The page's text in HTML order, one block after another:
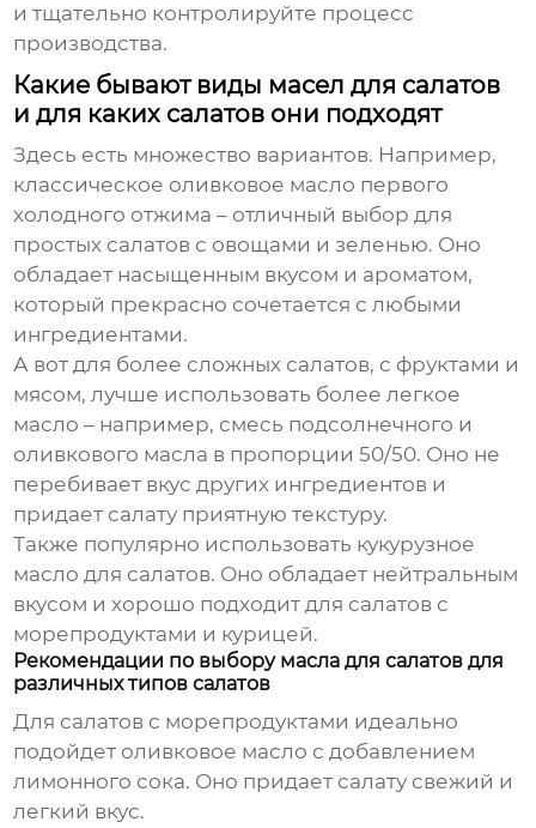
и тщательно контролируйте процесс
производства.
Какие бывают виды масел для салатов
и для каких салатов они подходят
Здесь есть множество вариантов. Например,
классическое оливковое масло первого
холодного отжима – отличный выбор для
простых салатов с овощами и зеленью. Оно
обладает насыщенным вкусом и ароматом,
который прекрасно сочетается с любыми
ингредиентами.
А вот для более сложных салатов, с фруктами и
мясом, лучше использовать более легкое
масло – например, смесь подсолнечного и
оливкового масла в пропорции 50/50. Оно не
перебивает вкус других ингредиентов и
придает салату приятную текстуру.
Также популярно использовать кукурузное
масло для салатов. Оно обладает нейтральным
вкусом и хорошо подходит для салатов с
морепродуктами и курицей.
Рекомендации по выбору масла для салатов для
различных типов салатов
Для салатов с морепродуктами идеально
подойдет оливковое масло с добавлением
лимонного сока. Оно придает салату свежий и
легкий вкус.